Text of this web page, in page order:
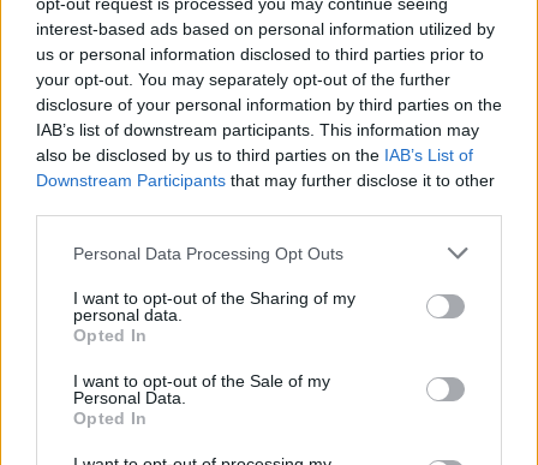
interest-based ads based on personal information utilized by
us or personal information disclosed to third parties prior to
your opt-out. You may separately opt-out of the further
disclosure of your personal information by third parties on the
IAB’s list of downstream participants. This information may
also be disclosed by us to third parties on the IAB’s List of
Downstream Participants that may further disclose it to other
Personal Data Processing Opt Outs
I want to opt-out of the Sharing of my
personal data.
Opted In
I want to opt-out of the Sale of my
Personal Data.
Opted In
In evidenza